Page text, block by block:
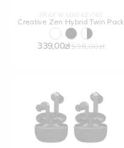
BRAK W MAGAZYNIE
Creative Zen Hybrid Twin Pack
339,00zł598,00zł